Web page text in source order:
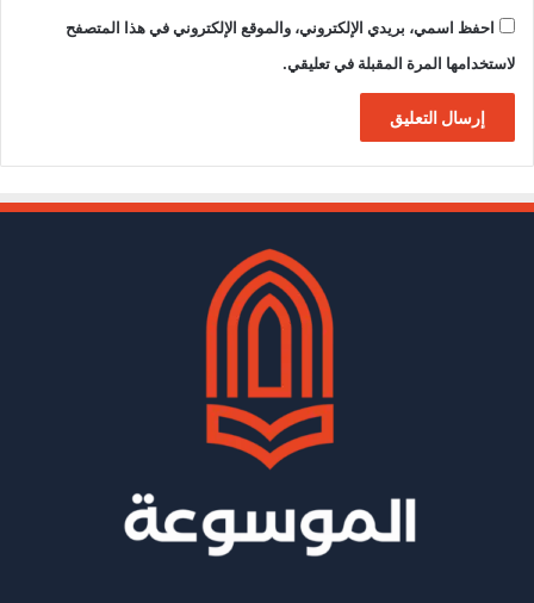
احفظ اسمي، بريدي الإلكتروني، والموقع الإلكتروني في هذا المتصفح
لاستخدامها المرة المقبلة في تعليقي.